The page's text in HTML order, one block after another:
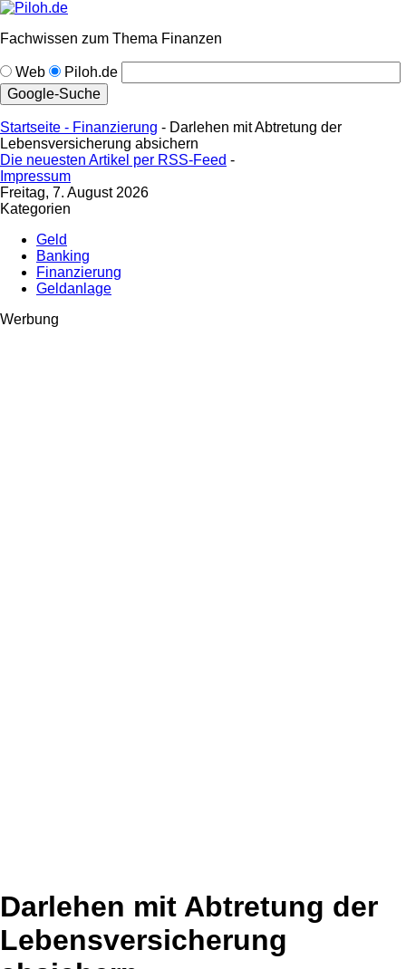
Fachwissen zum Thema Finanzen
Web Piloh.de
Startseite - Finanzierung - Darlehen mit Abtretung der
Lebensversicherung absichern
Die neuesten Artikel per RSS-Feed -
Impressum
Freitag, 7. August 2026
Kategorien
Geld
Banking
Finanzierung
Geldanlage
Werbung
Darlehen mit Abtretung der
Lebensversicherung